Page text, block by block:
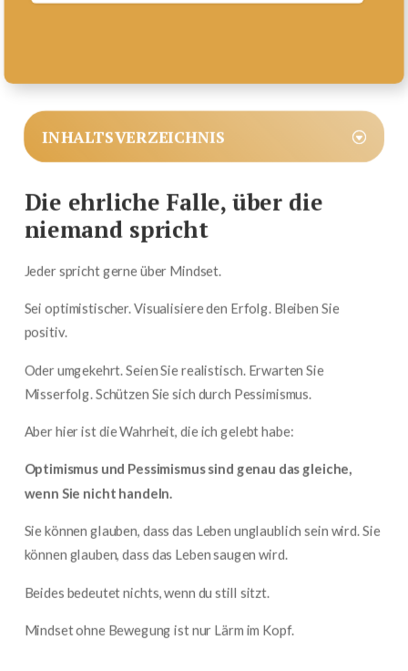
INHALTSVERZEICHNIS
Die ehrliche Falle, über die
niemand spricht
Jeder spricht gerne über Mindset.
Sei optimistischer. Visualisiere den Erfolg. Bleiben Sie
positiv.
Oder umgekehrt. Seien Sie realistisch. Erwarten Sie
Misserfolg. Schützen Sie sich durch Pessimismus.
Aber hier ist die Wahrheit, die ich gelebt habe:
Optimismus und Pessimismus sind genau das gleiche,
wenn Sie nicht handeln.
Sie können glauben, dass das Leben unglaublich sein wird. Sie
können glauben, dass das Leben saugen wird.
Beides bedeutet nichts, wenn du still sitzt.
Mindset ohne Bewegung ist nur Lärm im Kopf.